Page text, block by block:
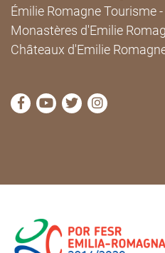
Émilie Romagne Tourisme
Monastères d'Emilie
Châteaux d'Emilie
Visitez la page
Visitez la page
Visitez la page
Visitez la